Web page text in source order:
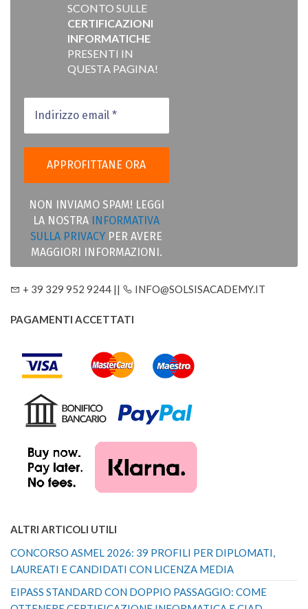
SCONTO SULLE
CERTIFICAZIONI
INFORMATICHE
PRESENTI IN
QUESTA PAGINA!
NON INVIAMO SPAM! LEGGI
LA NOSTRA INFORMATIVA
SULLA PRIVACY PER AVERE
MAGGIORI INFORMAZIONI.
+ 39 329 952 9244 || INFO@SOLSISACADEMY.IT
PAGAMENTI ACCETTATI
ALTRI ARTICOLI UTILI
CONCORSO ASMEL 2026: 39 PROFILI PER DIPLOMATI,
LAUREATI E CANDIDATI CON LICENZA MEDIA
EIPASS STANDARD CON DOPPIO PASSAGGIO: COME